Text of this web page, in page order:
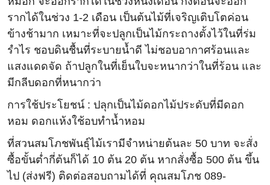
รากได้ในช่วง 1-2 เดือน เป็นต้นไม้ที่เจริญเติบโตค่อน
ข้างช้ามาก เหมาะที่จะปลูกเป็นไม้กระถางตั้งไว้ในที่ร่ม
รำไร ชอบดินชื้นที่ระบายน้ำดี ไม่ชอบอากาศร้อนและ
แสงแดดจัด ถ้าปลูกในที่เย็นใบจะหนากว่าในที่ร้อน และ
มีกลีบดอกที่หนากว่า
การใช้ประโยชน์ : ปลุกเป็นไม้ดอกไม้ประดับที่มีดอก
หอม ดอกแห้งใช้อบทำน้ำหอม
ที่สวนสมโภชพันธุ์ไม้เรามีจำหน่ายต้นละ 50 บาท จะสั่ง
ซื้อขั้นต่ำกี่ต้นก็ได้ 10 ต้น 20 ต้น หากสั่งซื้อ 500 ต้น ขึ้น
ไป (ส่งฟรี) ติดต่อสอบถามได้ที่ คุณสมโภช 089-